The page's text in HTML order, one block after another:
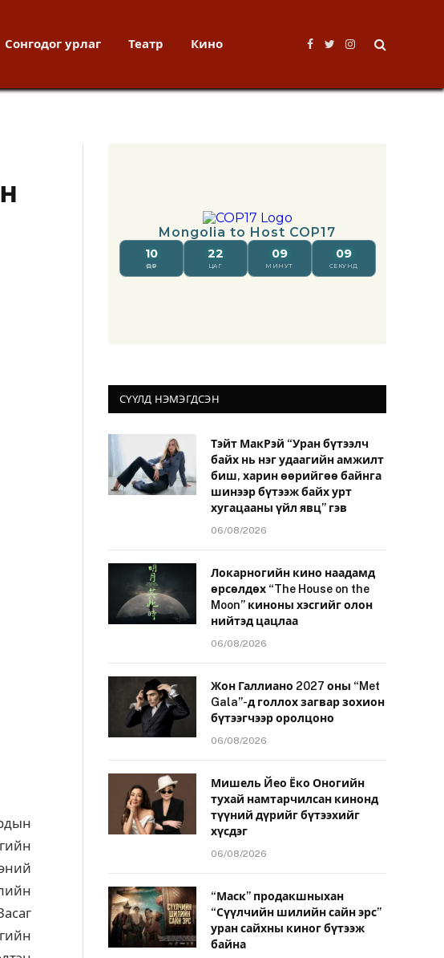
Сонгодог урлаг Театр Кино
Facebook
TwitterInstagram
СҮҮЛД НЭМЭГДСЭН
Тэйт МакРэй “Уран бүтээлч
байх нь нэг удаагийн амжилт
биш, харин өөрийгөө байнга
шинээр бүтээж байх урт
хугацааны үйл явц” гэв
06/08/2026
Локарногийн кино наадамд
өрсөлдөх “The House on the
Moon” киноны хэсгийг олон
нийтэд цацлаа
06/08/2026
Жон Галлиано 2027 оны “Met
Gala”-д голлох загвар зохион
бүтээгчээр оролцоно
06/08/2026
Мишель Йео Ёко Оногийн
тухай намтарчилсан кинонд
түүний дүрийг бүтээхийг
хүсдэг
06/08/2026
“Маск” продакшныхан
“Сүүлчийн шилийн сайн эрс”
уран сайхны киног бүтээж
байна